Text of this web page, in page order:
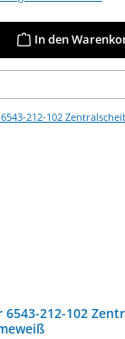
In den
6543-212-102